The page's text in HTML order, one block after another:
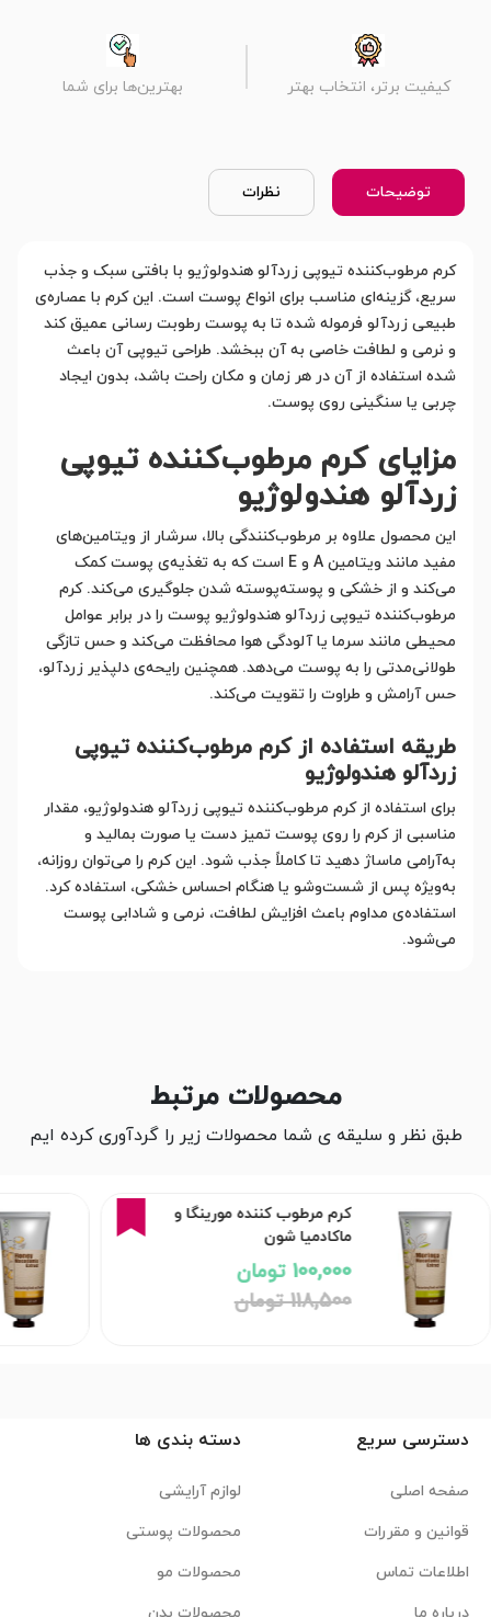
کیفیت برتر، انتخاب بهتر بهترین‌ها برای شما
توضیحات نظرات
کرم مرطوب‌کننده تیوپی زردآلو هندولوژیو با بافتی سبک و جذب
سریع، گزینه‌ای مناسب برای انواع پوست است. این کرم با عصاره‌ی
طبیعی زردآلو فرموله شده تا به پوست رطوبت رسانی عمیق کند
و نرمی و لطافت خاصی به آن ببخشد. طراحی تیوپی آن باعث
شده استفاده از آن در هر زمان و مکان راحت باشد، بدون ایجاد
چربی یا سنگینی روی پوست.
مزایای کرم مرطوب‌کننده تیوپی
زردآلو هندولوژیو
این محصول علاوه بر مرطوب‌کنندگی بالا، سرشار از ویتامین‌های
مفید مانند ویتامین A و E است که به تغذیه‌ی پوست کمک
می‌کند و از خشکی و پوسته‌پوسته شدن جلوگیری می‌کند. کرم
مرطوب‌کننده تیوپی زردآلو هندولوژیو پوست را در برابر عوامل
محیطی مانند سرما یا آلودگی هوا محافظت می‌کند و حس تازگی
طولانی‌مدتی را به پوست می‌دهد. همچنین رایحه‌ی دلپذیر زردآلو،
حس آرامش و طراوت را تقویت می‌کند.
طریقه استفاده از کرم مرطوب‌کننده تیوپی
زردآلو هندولوژیو
برای استفاده از کرم مرطوب‌کننده تیوپی زردآلو هندولوژیو، مقدار
مناسبی از کرم را روی پوست تمیز دست یا صورت بمالید و
به‌آرامی ماساژ دهید تا کاملاً جذب شود. این کرم را می‌توان روزانه،
به‌ویژه پس از شست‌وشو یا هنگام احساس خشکی، استفاده کرد.
استفاده‌ی مداوم باعث افزایش لطافت، نرمی و شادابی پوست
می‌شود.
محصولات مرتبط
طبق نظر و سلیقه ی شما محصولات زیر را گردآوری کرده ایم
کرم مرطوب کننده مورینگا و
ماکادمیا شون
100,000 تومان
118,500 تومان
دسترسی سریع
صفحه اصلی
قوانین و مقررات
اطلاعات تماس
دسته بندی ها
لوازم آرایشی
محصولات پوستی
محصولات مو